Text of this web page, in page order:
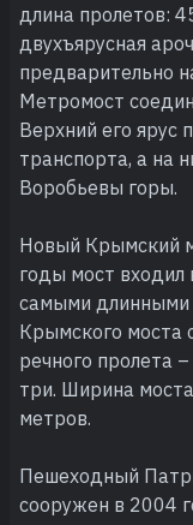
длина пролетов:
двухъярусная
предварительно
Метромост
Верхний его ярус
транспорта, а на
Воробьевы горы.
Новый Крымский
годы мост входил
самыми длинными
Крымского моста
речного пролета
три. Ширина
метров.
Пешеходный
сооружен в 2004